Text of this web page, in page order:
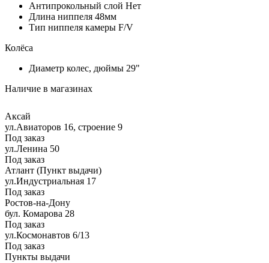
Антипрокольный слой Нет
Длина ниппеля 48мм
Тип ниппеля камеры F/V
Колёса
Диаметр колес, дюймы 29"
Наличие в магазинах
Аксай
ул.Авиаторов 16, строение 9
Под заказ
ул.Ленина 50
Под заказ
Атлант (Пункт выдачи)
ул.Индустриальная 17
Под заказ
Ростов-на-Дону
бул. Комарова 28
Под заказ
ул.Космонавтов 6/13
Под заказ
Пункты выдачи